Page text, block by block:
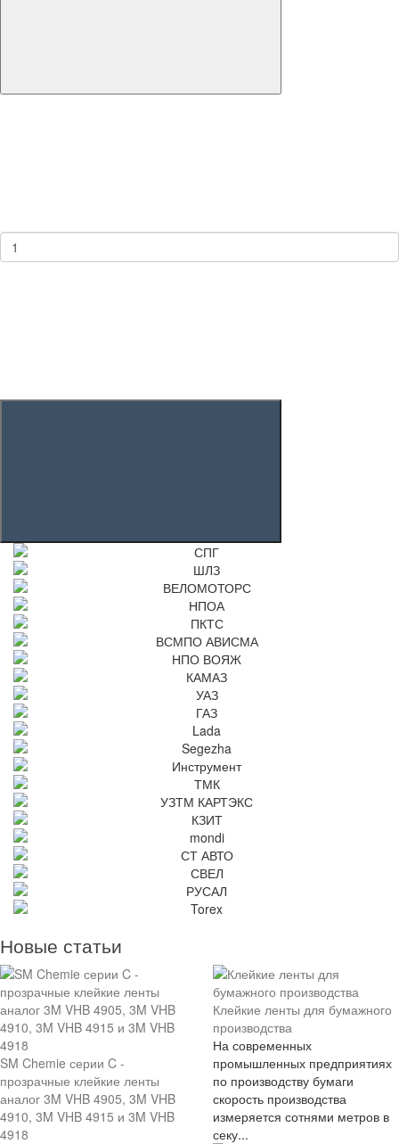
Новые статьи
SM Chemie серии C -
прозрачные клейкие ленты
аналог 3M VHB 4905, 3M VHB
4910, 3M VHB 4915 и 3M VHB
4918
Клейкие ленты для бумажного
производства
На современных
промышленных предприятиях
по производству бумаги
скорость производства
измеряется сотнями метров в
секу...